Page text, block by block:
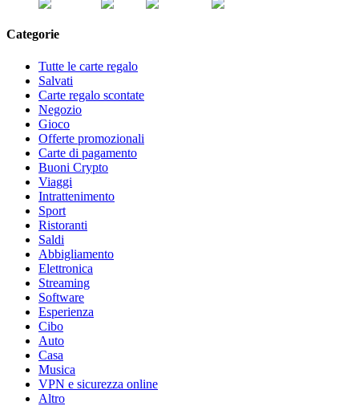
Categorie
Tutte le carte regalo
Salvati
Carte regalo scontate
Negozio
Gioco
Offerte promozionali
Carte di pagamento
Buoni Crypto
Viaggi
Intrattenimento
Sport
Ristoranti
Saldi
Abbigliamento
Elettronica
Streaming
Software
Esperienza
Cibo
Auto
Casa
Musica
VPN e sicurezza online
Altro